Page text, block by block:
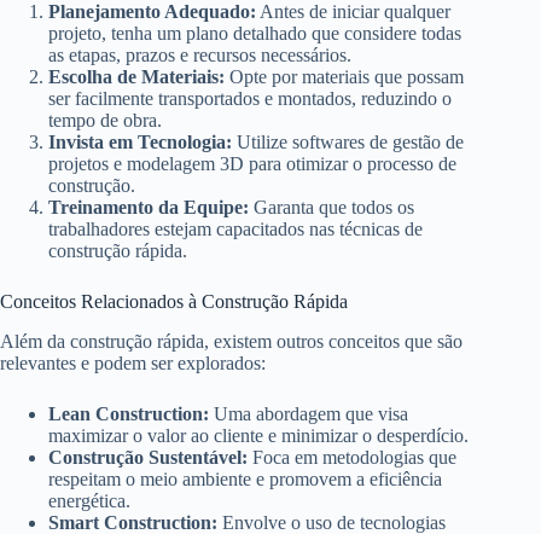
Planejamento Adequado: Antes de iniciar qualquer
projeto, tenha um plano detalhado que considere todas
as etapas, prazos e recursos necessários.
Escolha de Materiais: Opte por materiais que possam
ser facilmente transportados e montados, reduzindo o
tempo de obra.
Invista em Tecnologia: Utilize softwares de gestão de
projetos e modelagem 3D para otimizar o processo de
construção.
Treinamento da Equipe: Garanta que todos os
trabalhadores estejam capacitados nas técnicas de
construção rápida.
Conceitos Relacionados à Construção Rápida
Além da construção rápida, existem outros conceitos que são
relevantes e podem ser explorados:
Lean Construction: Uma abordagem que visa
maximizar o valor ao cliente e minimizar o desperdício.
Construção Sustentável: Foca em metodologias que
respeitam o meio ambiente e promovem a eficiência
energética.
Smart Construction: Envolve o uso de tecnologias